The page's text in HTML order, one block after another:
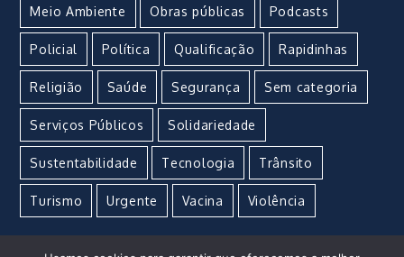
Meio Ambiente Obras públicas Podcasts
Policial Política Qualificação Rapidinhas
Religião Saúde Segurança Sem categoria
Serviços Públicos Solidariedade
Sustentabilidade Tecnologia Trânsito
Turismo Urgente Vacina Violência